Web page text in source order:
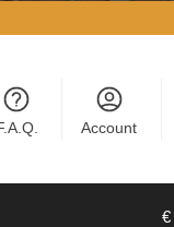
Account
€